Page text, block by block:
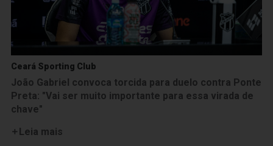
Ceará Sporting Club
João Gabriel convoca torcida para duelo contra Ponte
Preta: "Vai ser muito importante para essa virada de
chave"
Leia mais